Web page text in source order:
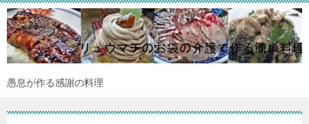
愚息が作る感謝の料理